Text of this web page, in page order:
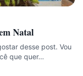
Natal
desse post. Vou
que quer…